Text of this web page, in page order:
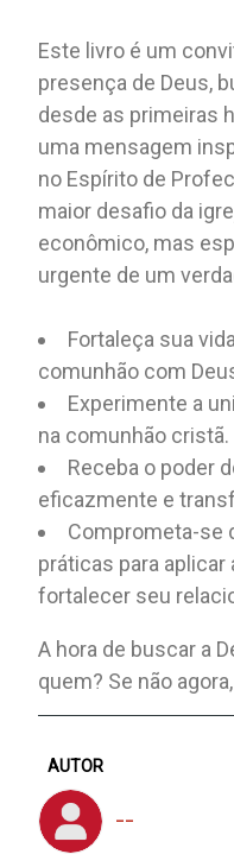
Este livro é um
presença de Deus,
desde as primeiras
uma mensagem
no Espírito de
maior desafio da
econômico, mas
urgente de um
Fortaleça sua
comunhão com
Experimente a
na comunhão cristã.
Receba o poder
eficazmente e
Comprometa-se
práticas para aplicar
fortalecer seu
A hora de buscar a
quem? Se não
AUTOR
--